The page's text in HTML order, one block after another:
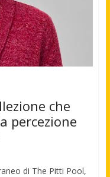
che
percezione
di The Pitti Pool,